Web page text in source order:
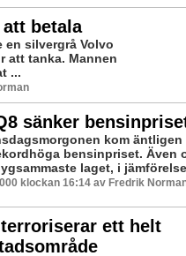
betala
en silvergrå Volvo
att tanka. Mannen
...
sänker
kom
bensinpriset. Även
laget, i
klockan 16:14 av Fredrik
ett helt